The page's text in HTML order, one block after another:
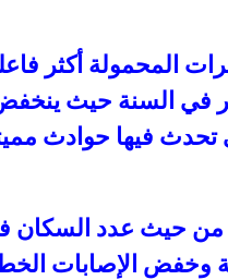
المحمولة أكثر
في السنة حيث
تحدث فيها حوادث
من حيث عدد السكان
الأوروبي المتمثل في خفض وفيات حوادث الطرق بنسبة 50 في المائة وخفض